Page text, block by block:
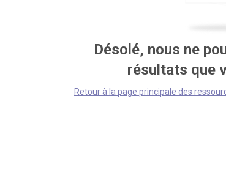
Désolé, nous ne
résultats que
Retour à la page principale des